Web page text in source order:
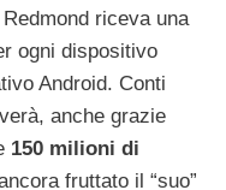
riceva una
ogni dispositivo
Android. Conti
anche grazie
150 milioni di
fruttato il “suo”